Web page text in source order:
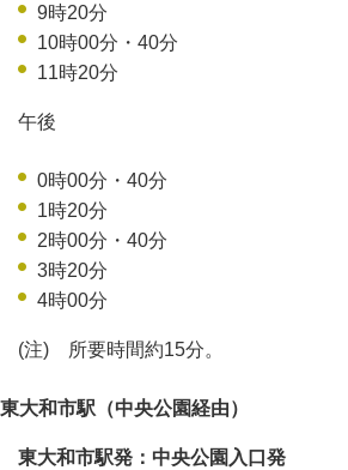
9時20分
10時00分・40分
11時20分
午後
0時00分・40分
1時20分
2時00分・40分
3時20分
4時00分
(注) 所要時間約15分。
東大和市駅（中央公園経由）
東大和市駅発：中央公園入口発